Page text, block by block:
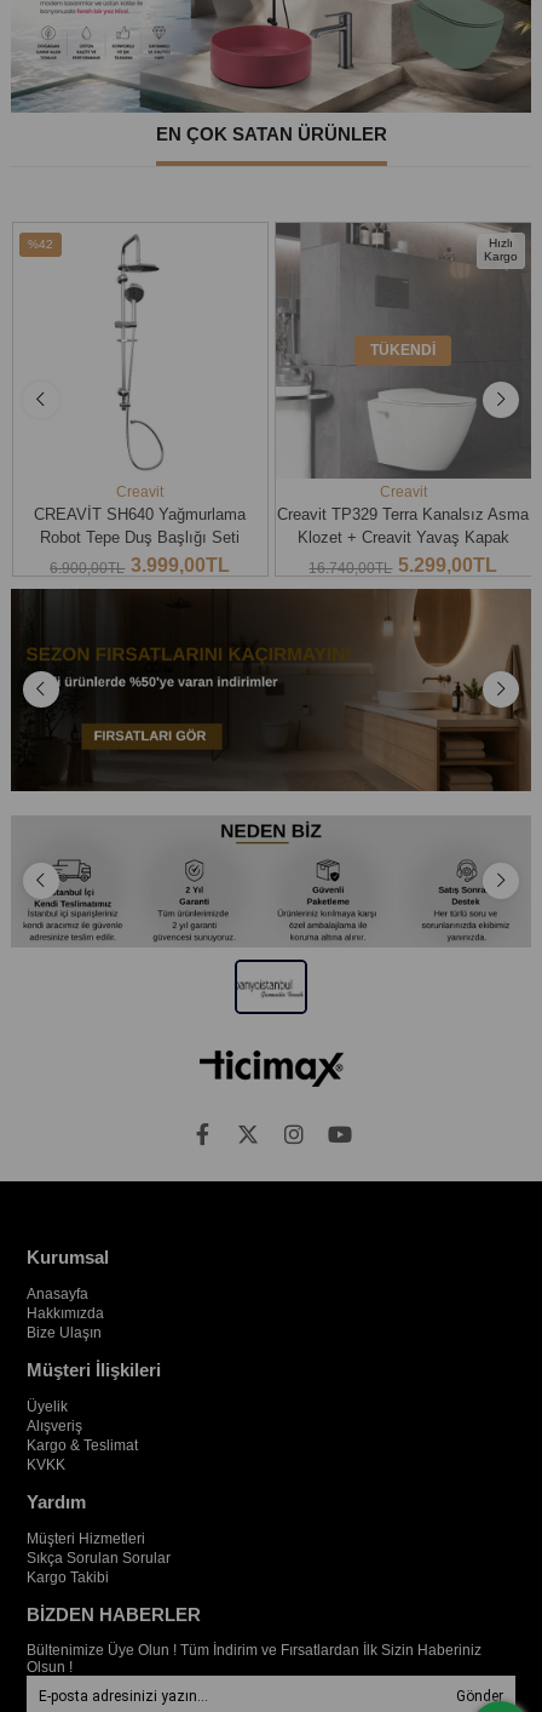
EN ÇOK SATAN ÜRÜNLER
%42
Creavit
CREAVİT SH640 Yağmurlama
Robot Tepe Duş Başlığı Seti
3.999,00TL
6.900,00TL
Hızlı
Kargo
TÜKENDI
Creavit
Creavit TP329 Terra Kanalsız Asma
Klozet + Creavit Yavaş Kapak
5.299,00TL
16.740,00TL
Kurumsal
Anasayfa
Hakkımızda
Bize Ulaşın
Müşteri İlişkileri
Üyelik
Alışveriş
Kargo & Teslimat
KVKK
Yardım
Müşteri Hizmetleri
Sıkça Sorulan Sorular
Kargo Takibi
BİZDEN HABERLER
Bültenimize Üye Olun ! Tüm İndirim ve Fırsatlardan İlk Sizin Haberiniz
Olsun !
Gönder